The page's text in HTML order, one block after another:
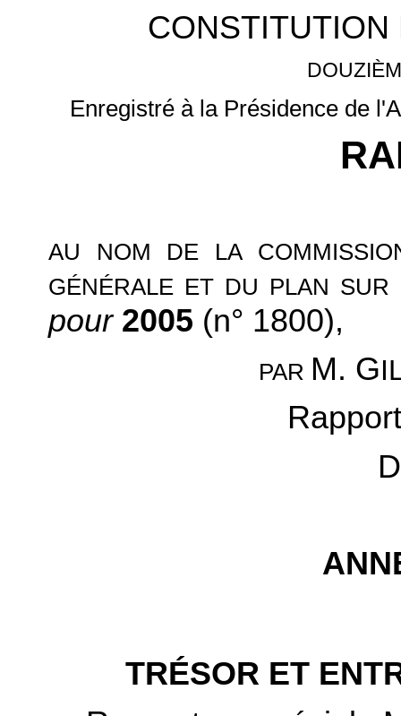
Enregistré à la Présidence de
AU NOM DE LA
GÉNÉRALE ET DU PLAN
pour2005 (n° 1800),
PAR M. G
TRÉSOR ET